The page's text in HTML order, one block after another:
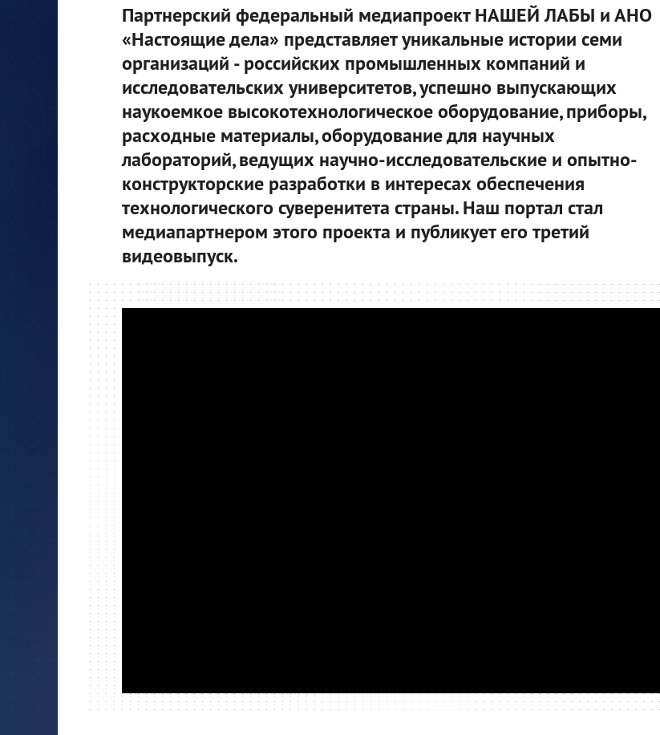
Партнерский федеральный медиапроект НАШЕЙ ЛАБЫ и АНО
«Настоящие дела» представляет уникальные истории семи
организаций - российских промышленных компаний и
исследовательских университетов, успешно выпускающих
наукоемкое высокотехнологическое оборудование, приборы,
расходные материалы, оборудование для научных
лабораторий, ведущих научно-исследовательские и опытно-
конструкторские разработки в интересах обеспечения
технологического суверенитета страны. Наш портал стал
медиапартнером этого проекта и публикует его третий
видеовыпуск.